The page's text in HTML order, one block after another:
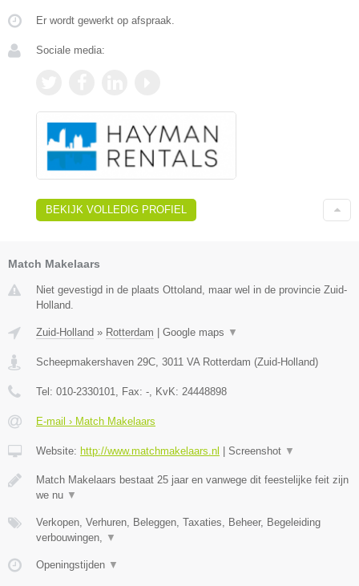
Er wordt gewerkt op afspraak.
Sociale media:
BEKIJK VOLLEDIG PROFIEL
Match Makelaars
Niet gevestigd in de plaats Ottoland, maar wel in de provincie Zuid-
Holland.
Zuid-Holland » Rotterdam Google maps ▼
Scheepmakershaven 29C, 3011 VA Rotterdam (Zuid-Holland)
Tel: 010-2330101, Fax: -, KvK: 24448898
E-mail › Match Makelaars
Website: http://www.matchmakelaars.nl Screenshot ▼
Match Makelaars bestaat 25 jaar en vanwege dit feestelijke feit zijn
we nu ▼
Verkopen, Verhuren, Beleggen, Taxaties, Beheer, Begeleiding
verbouwingen, ▼
Openingstijden ▼